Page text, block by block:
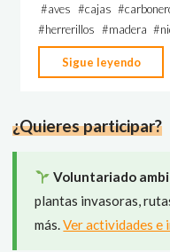
#aves #cajas #
#herrerillos #madera #
Sigue leyendo
viven
aves
¿Quieres participar?
Voluntariado
plantas invasoras,
más.Ver actividades e